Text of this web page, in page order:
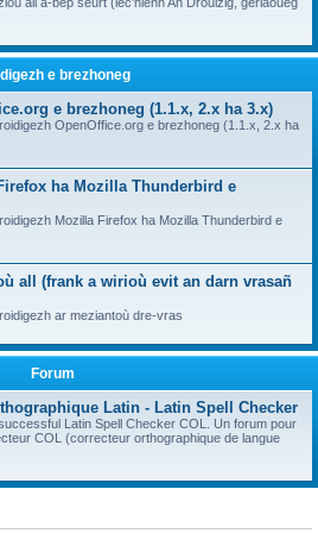
e brezhoneg
e brezhoneg (1.1.x, 2.x ha 3.x)
OpenOffice.org e brezhoneg (1.1.x, 2.x ha
ha Mozilla Thunderbird e
Mozilla Firefox ha Mozilla Thunderbird e
all (frank a wirioù evit an darn vrasañ
ar meziantoù dre-vras
Forum
Latin - Latin Spell Checker
Latin Spell Checker COL. Un forum pour
COL (correcteur orthographique de langue